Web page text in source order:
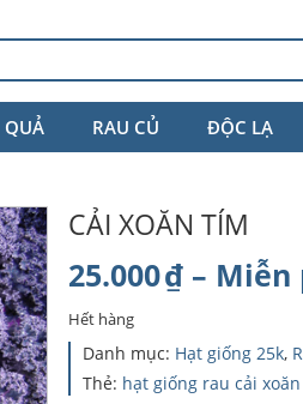
QUẢ RAU CỦ ĐỘC LẠ
CẢI XOĂN TÍM
25.000₫ – Miễn
Hết hàng
Danh mục: Hạt giống 25k,
Thẻ: hạt giống rau cải xoăn